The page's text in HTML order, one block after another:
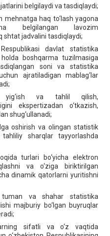
belgilaydi va tasdiqlaydi;
mehnatga haq to‘lash yagona
belgilangan lavozim
shtat jadvalini tasdiqlaydi;
davlat statistika
boshqarma tuzilmasiga
soni va statistika
ajratiladigan mablag‘lar
yig‘ish va tahlil qilish,
ekspertizadan o‘tkazish,
shug‘ullanadi;
oshirish va olingan statistik
sharqlar tayyorlashda
turlari bo‘yicha elektron
va o‘ziga biriktirilgan
dinamik qatorlarni yuritishni
tuman va shahar statistika
majburiy bo‘lgan buyruqlar
sifatli va o‘z vaqtida